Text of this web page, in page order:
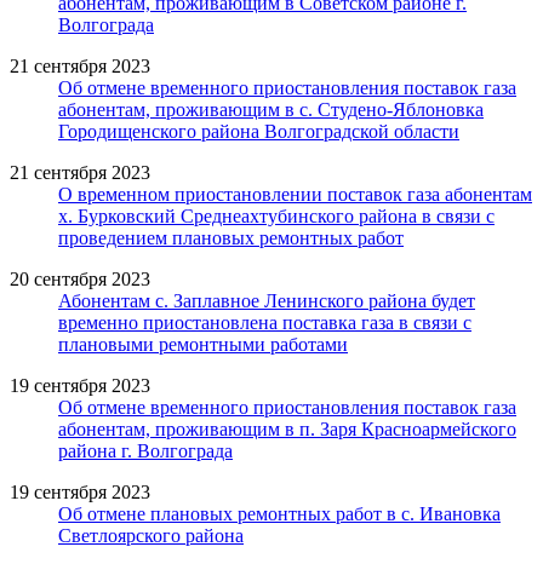
Волгограда
21 сентября 2023
Об отмене временного приостановления поставок газа
абонентам, проживающим в с. Студено-Яблоновка
Городищенского района Волгоградской области
21 сентября 2023
О временном приостановлении поставок газа абонентам
х. Бурковский Среднеахтубинского района в связи с
проведением плановых ремонтных работ
20 сентября 2023
Абонентам с. Заплавное Ленинского района будет
временно приостановлена поставка газа в связи с
плановыми ремонтными работами
19 сентября 2023
Об отмене временного приостановления поставок газа
абонентам, проживающим в п. Заря Красноармейского
района г. Волгограда
19 сентября 2023
Об отмене плановых ремонтных работ в с. Ивановка
Светлоярского района